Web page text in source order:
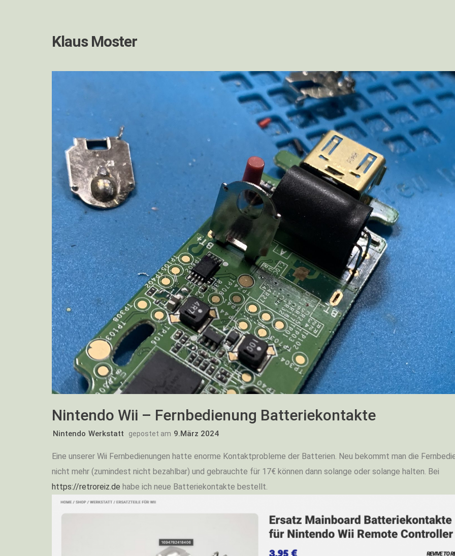
Klaus Moster
Nintendo Wii – Fernbedienung Batteriekontakte
Nintendo Werkstatt gepostet am 9.März 2024
Eine unserer Wii Fernbedienungen hatte enorme Kontaktprobleme der Batterien. Neu bekommt man die
nicht mehr (zumindest nicht bezahlbar) und gebrauchte für 17€ können dann solange oder solange halten. Bei
https://retroreiz.de habe ich neue Batteriekontakte bestellt.